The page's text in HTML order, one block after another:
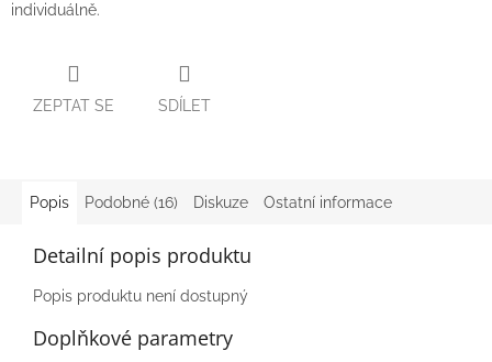
individuálně.
ZEPTAT SE SDÍLET
Popis Podobné (16) Diskuze Ostatní informace
Detailní popis produktu
Popis produktu není dostupný
Doplňkové parametry